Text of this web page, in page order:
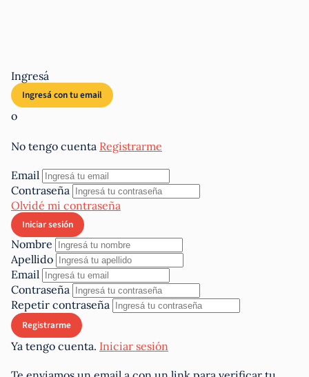
Ingresá
o
No tengo cuenta Registrarme
Email
Contraseña
Olvidé mi contraseña
Nombre
Apellido
Email
Contraseña
Repetir contraseña
Ya tengo cuenta. Iniciar sesión